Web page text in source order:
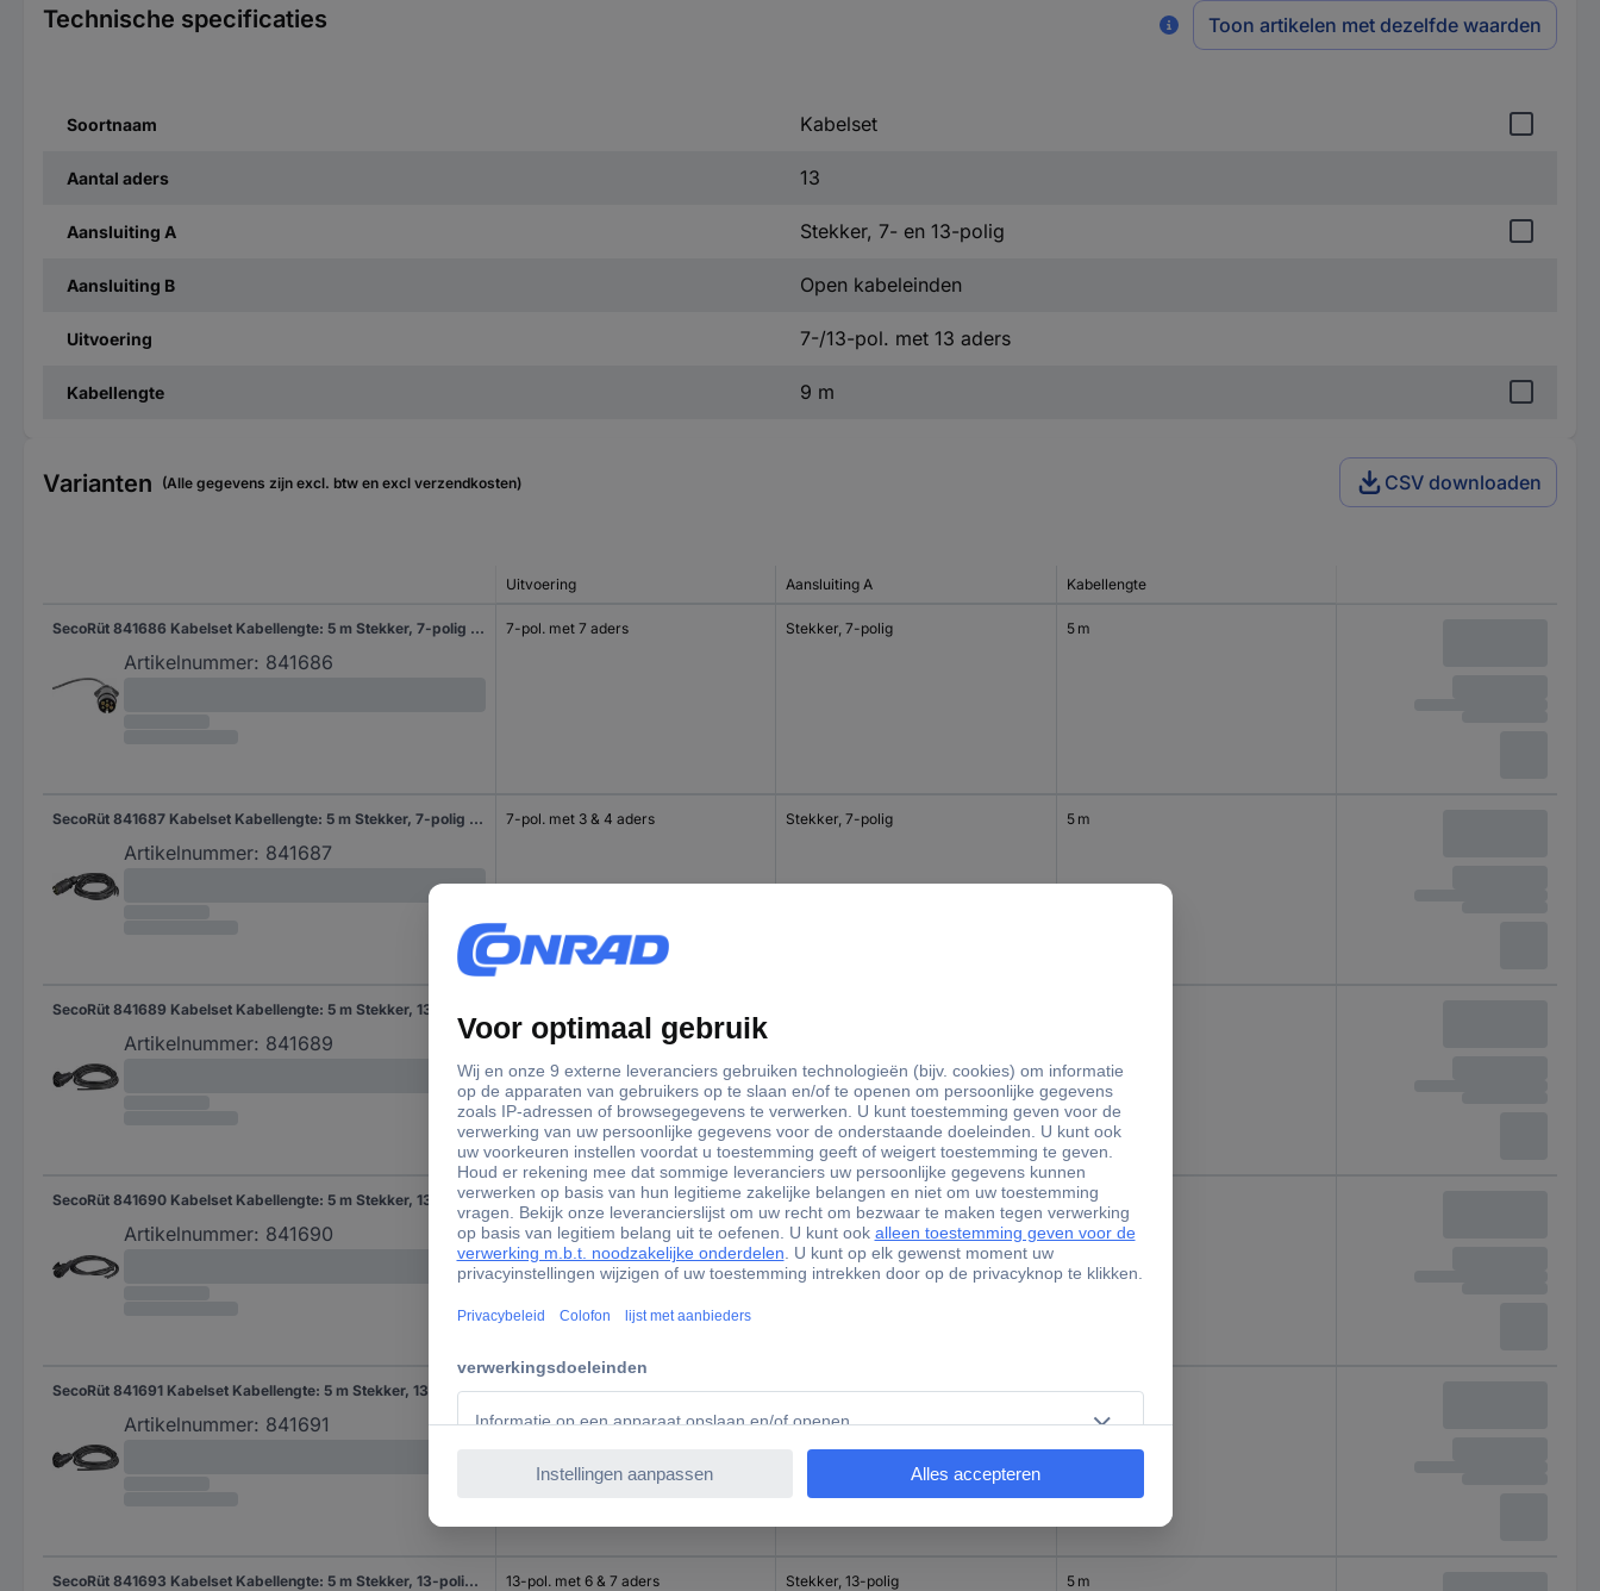
Technische specificaties Toon artikelen met dezelfde waarden
Soortnaam Kabelset
Aantal aders 13
Aansluiting A Stekker, 7- en 13-polig
Aansluiting B Open kabeleinden
Uitvoering 7-/13-pol. met 13 aders
Kabellengte 9 m
Varianten (Alle gegevens zijn excl. btw en excl verzendkosten) CSV downloaden
Uitvoering Aansluiting A Kabellengte
SecoRüt 841686 Kabelset Kabellengte: 5 m Stekker, 7-polig Aantal aders 7
Artikelnummer: 841686
7-pol. met 7 aders Stekker, 7-polig 5 m
SecoRüt 841687 Kabelset Kabellengte: 5 m Stekker, 7-polig Aantal aders 3&4
Artikelnummer: 841687
7-pol. met 3 & 4 aders Stekker, 7-polig 5 m
Artikelnummer: 841689
SecoRüt 841690 Kabelset Kabellengte: 5 m Stekker, 13-polig Aantal aders 3&4
Artikelnummer: 841690
13-pol. met 3 & 4 aders Stekker, 13-polig 5 m
SecoRüt 841691 Kabelset Kabellengte: 5 m Stekker, 13-polig Aantal aders 13
Artikelnummer: 841691
Stekker, 13-polig 5 m
SecoRüt 841693 Kabelset Kabellengte: 5 m Stekker, 13-polig Aantal aders 6&7 13-pol. met 6 & 7 aders Stekker, 13-polig 5 m